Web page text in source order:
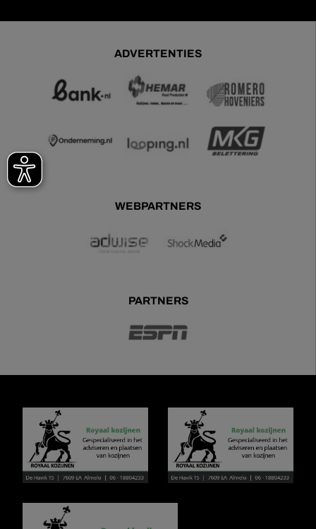
ADVERTENTIES
WEBPARTNERS
PARTNERS